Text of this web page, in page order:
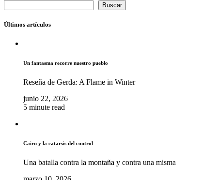
Buscar
Últimos artículos
Un fantasma recorre nuestro pueblo
Reseña de Gerda: A Flame in Winter
junio 22, 2026
5 minute read
Cairn y la catarsis del control
Una batalla contra la montaña y contra una misma